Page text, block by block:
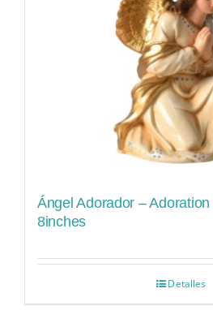
Ángel Adorador –
8inches
Detalles